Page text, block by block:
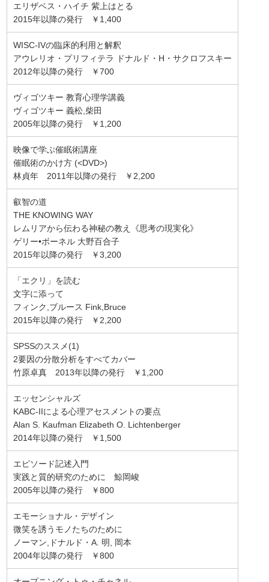
エリザベス・ハイチ 紫上はとる
2015年以降の発行 ￥1,400
WISC-IVの臨床的利用と解釈
アウレリオ・プリフィテラ ドナルド・H・サクロフスキー
2012年以降の発行 ￥700
ヴィゴツキー 教育心理学講義
ヴィゴツキー 義松,柴田
2005年以降の発行 ￥1,200
映像で学ぶ催眠術講座
催眠術のかけ方 (<DVD>)
林貞年 2011年以降の発行 ￥2,200
叡智の道
THE KNOWING WAY
レムリアから伝わる神秘の教え《思考の現実化》
ゲリー•ボーネル 大野百合子
2015年以降の発行 ￥3,200
「エクリ」を読む
文字に添って
フィンク,ブルース Fink,Bruce
2015年以降の発行 ￥2,200
SPSSのススメ(1)
2要因の分散分析をすべてカバー
竹原卓真 2013年以降の発行 ￥1,200
エッセンシャルズ
KABC-IIによる心理アセスメントの要点
Alan S. Kaufman Elizabeth O. Lichtenberger
2014年以降の発行 ￥1,500
エピソード記述入門
実践と質的研究のために 鯨岡峻
2005年以降の発行 ￥800
エモーショナル・デザイン
微笑を誘うモノたちのために
ノーマン,ドナルド・A. 明, 岡本
2004年以降の発行 ￥800